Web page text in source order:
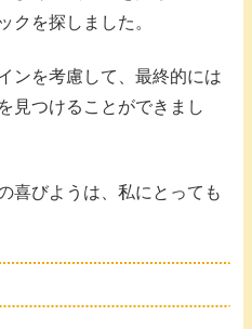
クを探しました。
ンを考慮して、最終的には
見つけることができまし
喜びようは、私にとっても